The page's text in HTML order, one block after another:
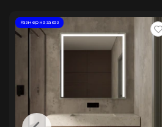
Размер на заказ